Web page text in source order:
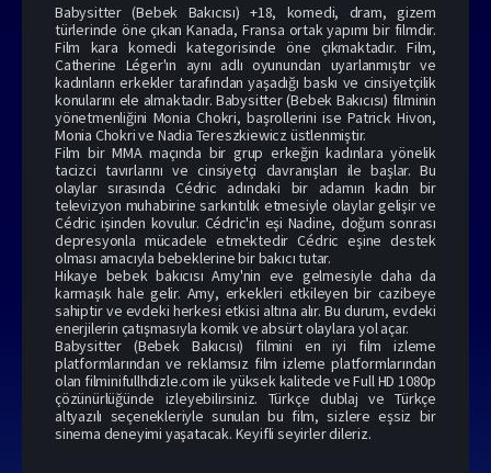
Babysitter (Bebek Bakıcısı) +18, komedi, dram, gizem
türlerinde öne çıkan Kanada, Fransa ortak yapımı bir filmdir.
Film kara komedi kategorisinde öne çıkmaktadır. Film,
Catherine Léger'ın aynı adlı oyunundan uyarlanmıştır ve
kadınların erkekler tarafından yaşadığı baskı ve cinsiyetçilik
konularını ele almaktadır. Babysitter (Bebek Bakıcısı) filminin
yönetmenliğini Monia Chokri, başrollerini ise Patrick Hivon,
Monia Chokri ve Nadia Tereszkiewicz üstlenmiştir.
Film bir MMA maçında bir grup erkeğin kadınlara yönelik
tacizci tavırlarını ve cinsiyetçi davranışları ile başlar. Bu
olaylar sırasında Cédric adındaki bir adamın kadın bir
televizyon muhabirine sarkıntılık etmesiyle olaylar gelişir ve
Cédric işinden kovulur. Cédric'in eşi Nadine, doğum sonrası
depresyonla mücadele etmektedir Cédric eşine destek
olması amacıyla bebeklerine bir bakıcı tutar.
Hikaye bebek bakıcısı Amy'nin eve gelmesiyle daha da
karmaşık hale gelir. Amy, erkekleri etkileyen bir cazibeye
sahiptir ve evdeki herkesi etkisi altına alır. Bu durum, evdeki
enerjilerin çatışmasıyla komik ve absürt olaylara yol açar.
Babysitter (Bebek Bakıcısı) filmini en iyi film izleme
platformlarından ve reklamsız film izleme platformlarından
olan filminifullhdizle.com ile yüksek kalitede ve Full HD 1080p
çözünürlüğünde izleyebilirsiniz. Türkçe dublaj ve Türkçe
altyazılı seçenekleriyle sunulan bu film, sizlere eşsiz bir
sinema deneyimi yaşatacak. Keyifli seyirler dileriz.